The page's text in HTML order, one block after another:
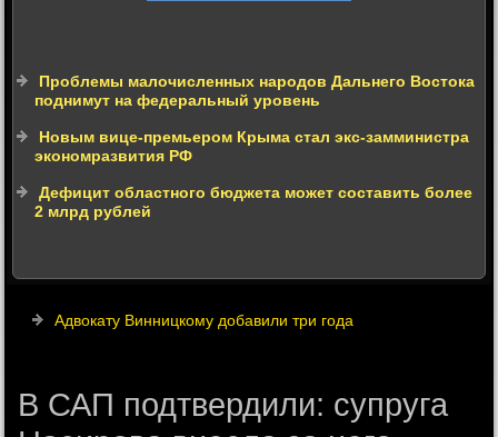
Проблемы малочисленных народов Дальнего Востока
поднимут на федеральный уровень
Новым вице-премьером Крыма стал экс-замминистра
экономразвития РФ
Дефицит областного бюджета может составить более
2 млрд рублей
Адвокату Винницкому добавили три года
В САП подтвердили: супруга